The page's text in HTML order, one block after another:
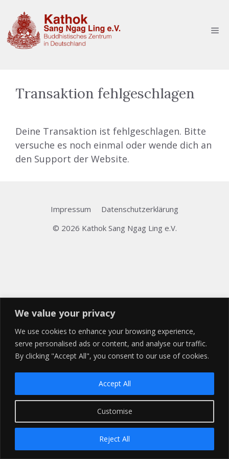
We value your privacy
We use cookies to enhance your browsing experience,
serve personalised ads or content, and analyse our traffic.
By clicking "Accept All", you consent to our use of cookies.
Customise
Reject All
Accept All
Transaktion fehlgeschlagen
Deine Transaktion ist fehlgeschlagen. Bitte
versuche es noch einmal oder wende dich an
den Support der Website.
Impressum
Datenschutzerklärung
© 2026 Kathok Sang Ngag Ling e.V.